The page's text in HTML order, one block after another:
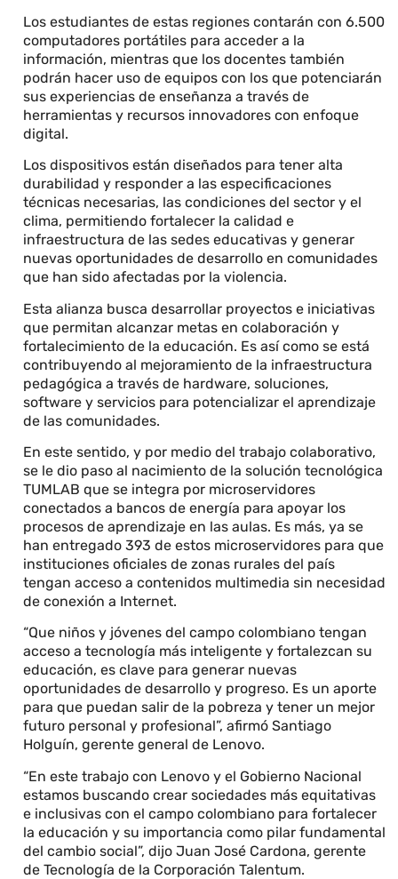
Los estudiantes de estas regiones contarán con 6.500
computadores portátiles para acceder a la
información, mientras que los docentes también
podrán hacer uso de equipos con los que potenciarán
sus experiencias de enseñanza a través de
herramientas y recursos innovadores con enfoque
digital.
Los dispositivos están diseñados para tener alta
durabilidad y responder a las especificaciones
técnicas necesarias, las condiciones del sector y el
clima, permitiendo fortalecer la calidad e
infraestructura de las sedes educativas y generar
nuevas oportunidades de desarrollo en comunidades
que han sido afectadas por la violencia.
Esta alianza busca desarrollar proyectos e iniciativas
que permitan alcanzar metas en colaboración y
fortalecimiento de la educación. Es así como se está
contribuyendo al mejoramiento de la infraestructura
pedagógica a través de hardware, soluciones,
software y servicios para potencializar el aprendizaje
de las comunidades.
En este sentido, y por medio del trabajo colaborativo,
se le dio paso al nacimiento de la solución tecnológica
TUMLAB que se integra por microservidores
conectados a bancos de energía para apoyar los
procesos de aprendizaje en las aulas. Es más, ya se
han entregado 393 de estos microservidores para que
instituciones oficiales de zonas rurales del país
tengan acceso a contenidos multimedia sin necesidad
de conexión a Internet.
“Que niños y jóvenes del campo colombiano tengan
acceso a tecnología más inteligente y fortalezcan su
educación, es clave para generar nuevas
oportunidades de desarrollo y progreso. Es un aporte
para que puedan salir de la pobreza y tener un mejor
futuro personal y profesional”, afirmó Santiago
Holguín, gerente general de Lenovo.
“En este trabajo con Lenovo y el Gobierno Nacional
estamos buscando crear sociedades más equitativas
e inclusivas con el campo colombiano para fortalecer
la educación y su importancia como pilar fundamental
del cambio social”, dijo Juan José Cardona, gerente
de Tecnología de la Corporación Talentum.